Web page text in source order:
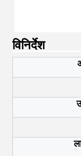
विनिर्देश